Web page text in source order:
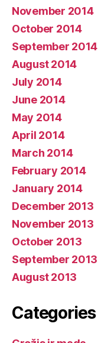
November 2014
October 2014
September 2014
August 2014
July 2014
June 2014
May 2014
April 2014
March 2014
February 2014
January 2014
December 2013
November 2013
October 2013
September 2013
August 2013
Categories